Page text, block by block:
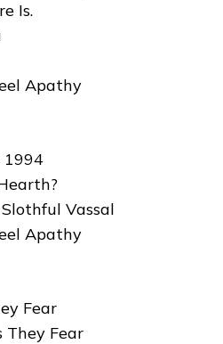
Is.
Apathy
1994
Vassal
Apathy
Fear
They Fear